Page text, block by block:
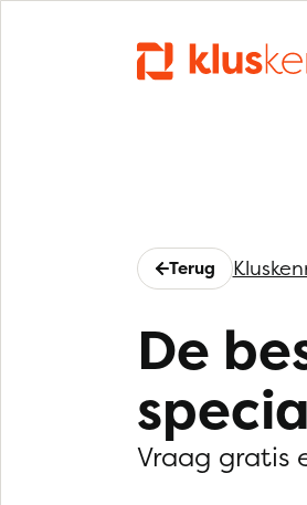
Terug
De
Vraag gratis